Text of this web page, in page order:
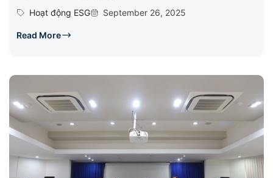
Hoạt động ESG
September 26, 2025
Read More